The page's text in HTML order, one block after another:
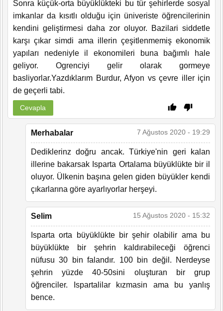
Sonra küçük-orta büyüklükteki bu tür şehirlerde sosyal
imkanlar da kısıtlı olduğu için üniveriste öğrencilerinin
kendini geliştirmesi daha zor oluyor. Bazilari siddetle
karşı çıkar simdi ama illerin çeşitlenmemiş ekonomik
yapıları nedeniyle il ekonomileri buna bağımlı hale
geliyor. Ogrenciyi gelir olarak gormeye
basliyorlar.Yazdıklarım Burdur, Afyon vs çevre iller için
de geçerli tabi.
Cevapla
Merhabalar 7 Ağustos 2020 - 19:29
Dediklerinz doğru ancak. Türkiye'nin geri kalan
illerine bakarsak Isparta Ortalama büyüklükte bir il
oluyor. Ülkenin başına gelen giden büyükler kendi
çıkarlarına göre ayarlıyorlar herşeyi.
Selim 15 Ağustos 2020 - 15:32
Isparta orta büyüklükte bir şehir olabilir ama bu
büyüklükte bir şehrin kaldırabileceği öğrenci
nüfusu 30 bin falandır. 100 bin değil. Nerdeyse
şehrin yüzde 40-50sini oluşturan bir grup
öğrenciler. Ispartalilar kızmasin ama bu yanlış
bence.